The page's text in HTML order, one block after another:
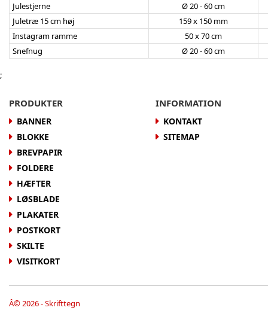
Julestjerne
Ø 20 - 60 cm
Juletræ 15 cm høj
159 x 150 mm
Instagram ramme
50 x 70 cm
Snefnug
Ø 20 - 60 cm
;
PRODUKTER
BANNER
BLOKKE
BREVPAPIR
FOLDERE
HÆFTER
LØSBLADE
PLAKATER
POSTKORT
SKILTE
VISITKORT
INFORMATION
KONTAKT
SITEMAP
Â© 2026 - Skrifttegn